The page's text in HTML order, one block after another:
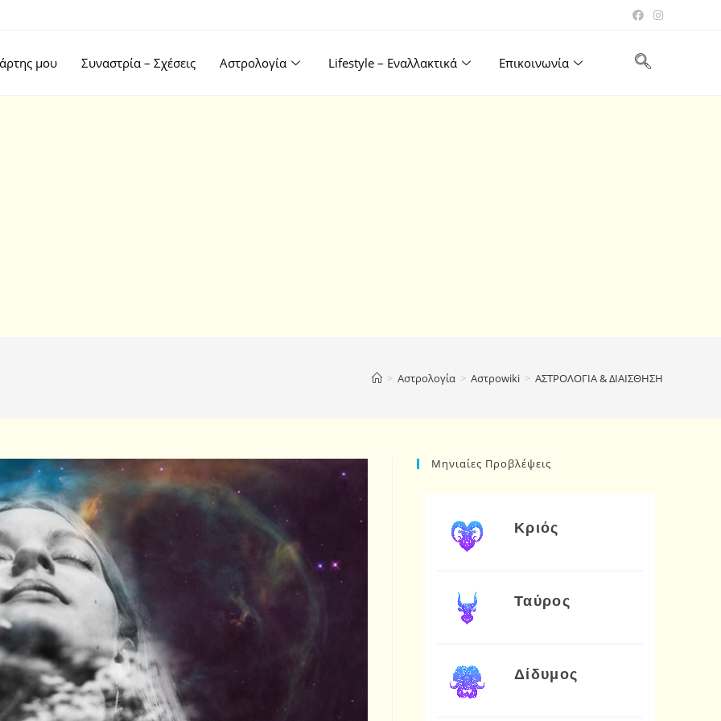
μου Συναστρία – Σχέσεις Αστρολογία Lifestyle – Εναλλακτικά Επικοινωνία
> Αστρολογία > Αστροwiki > ΑΣΤΡΟΛΟΓΙΑ & ΔΙΑΙΣΘΗΣΗ
Μηνιαίες Προβλέψεις
Κριός
Ταύρος
Δίδυμος